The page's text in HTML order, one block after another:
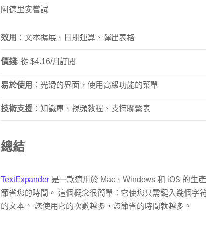
阿德里安嘗試
效用 ：文本擴展、日期運算、彈出表格
價錢: 從 $4.16/月訂閱
易於使用 ：光滑的界面，使用高級功能的菜單
技術支援 ：知識庫、視頻教程、支持聯繫表
總結
TextExpander 是一款適用於 Mac、Windows 和 iOS 的生
節省您的時間。 這個概念很簡單：它使您只需鍵入幾個字
的文本。 您使用它的次數越多，您節省的時間就越多。